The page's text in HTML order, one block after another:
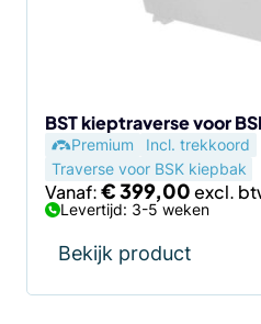
BST kieptraverse voor
Premium
Incl. trekkoord
Traverse voor BSK kiepbak
Vanaf:€399,00
Levertijd: 3-5 weken
Bekijk product
de
productpagina